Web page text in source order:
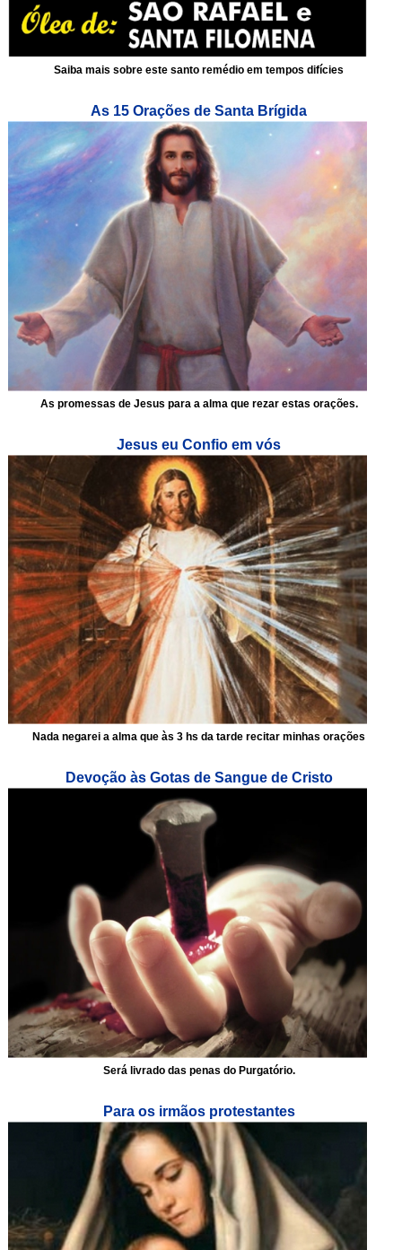
Saiba mais sobre este santo remédio em tempos difícies
As 15 Orações de Santa Brígida
As promessas de Jesus para a alma que rezar estas orações.
Jesus eu Confio em vós
Nada negarei a alma que às 3 hs da tarde recitar minhas orações
Devoção às Gotas de Sangue de Cristo
Será livrado das penas do Purgatório.
Para os irmãos protestantes